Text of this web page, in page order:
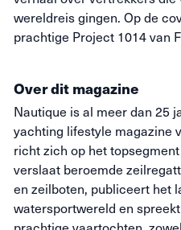
wereldreis gingen. Op de
prachtige Project 1014 van
Over dit magazine
Nautique is al meer dan 25
yachting lifestyle magazine
richt zich op het
verslaat beroemde
en zeilboten, publiceert het
watersportwereld en